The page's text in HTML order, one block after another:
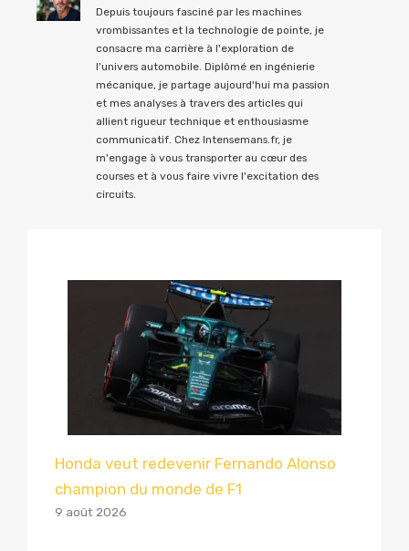
Depuis toujours fasciné par les machines
vrombissantes et la technologie de pointe, je
consacre ma carrière à l'exploration de
l'univers automobile. Diplômé en ingénierie
mécanique, je partage aujourd'hui ma passion
et mes analyses à travers des articles qui
allient rigueur technique et enthousiasme
communicatif. Chez Intensemans.fr, je
m'engage à vous transporter au cœur des
courses et à vous faire vivre l'excitation des
circuits.
Honda veut redevenir Fernando Alonso
champion du monde de F1
9 août 2026